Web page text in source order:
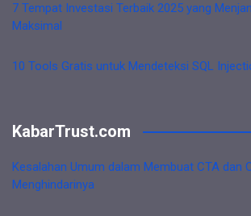
7 Tempat Investasi Terbaik 2025 yang
Maksimal
10 Tools Gratis untuk Mendeteksi SQL
KabarTrust.com
Kesalahan Umum dalam Membuat CTA dan
Menghindarinya